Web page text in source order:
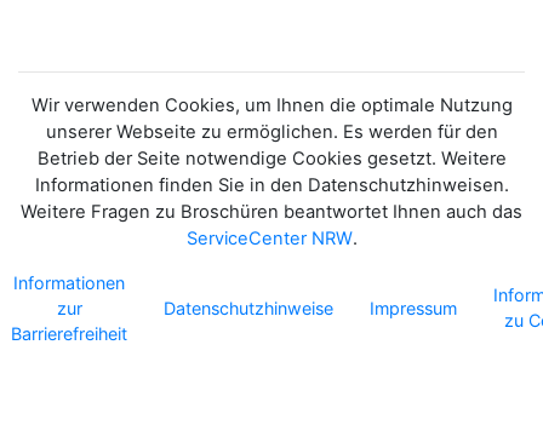
Wir verwenden Cookies, um Ihnen die optimale Nutzung
unserer Webseite zu ermöglichen. Es werden für den
Betrieb der Seite notwendige Cookies gesetzt. Weitere
Informationen finden Sie in den Datenschutzhinweisen.
Weitere Fragen zu Broschüren beantwortet Ihnen auch das
ServiceCenter NRW.
Informationen
zur
Barrierefreiheit
Datenschutzhinweise Impressum
zu